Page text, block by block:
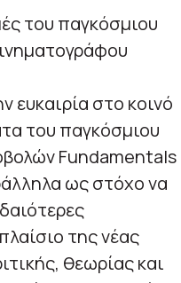
του παγκόσμιου
ευκαιρία στο κοινό
του παγκόσμιου
Fundamentals
ως στόχο να
της νέας
θεωρίας και